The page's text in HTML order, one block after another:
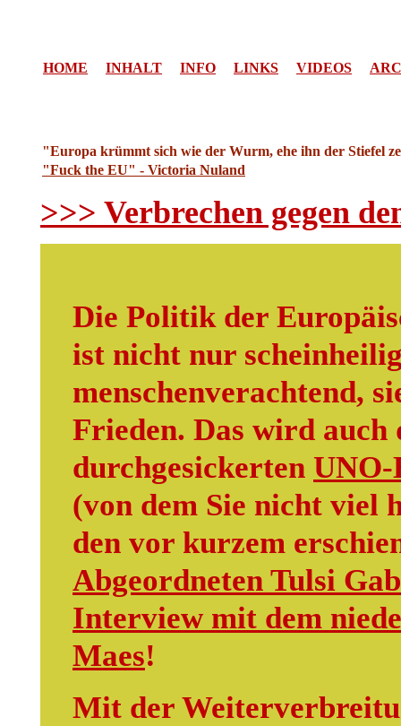
HOME INHALT INFO LINKS VIDEOS
"Europa krümmt sich wie der Wurm, ehe ihn der Stiefel
"Fuck the EU" - Victoria Nuland
>>> Verbrechen gegen
Die Politik der
ist nicht nur
menschenverachtend,
Frieden. Das wird
durchgesickerten
(von dem Sie nicht viel
den vor kurzem
Abgeordneten Tulsi
Interview mit dem
Maes!
Mit der